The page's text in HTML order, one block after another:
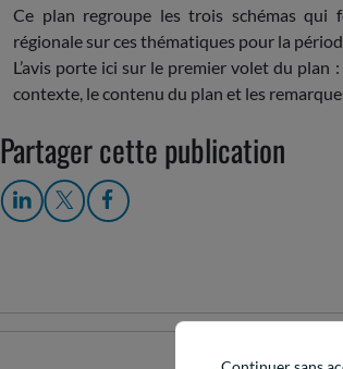
Ce plan regroupe les trois schémas qui
régionale sur ces thématiques pour la
L’avis porte ici sur le premier volet du plan
contexte, le contenu du plan et les
Partager cette publication
Continuer sans